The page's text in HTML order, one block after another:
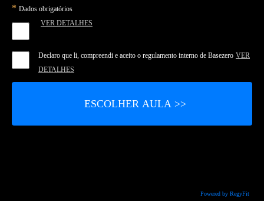
* Dados obrigatórios
VER DETALHES
Declaro que li, compreendi e aceito o regulamento interno de Basezero VER
DETALHES
Powered by RegyFit